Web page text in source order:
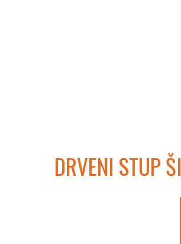
DRVENI STUP